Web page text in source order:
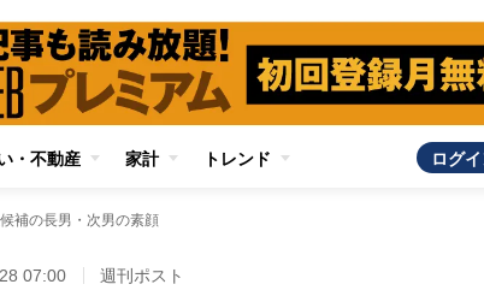
・不動産 家計 トレンド ログ
補の長男・次男の素顔
07:00 週刊ポスト